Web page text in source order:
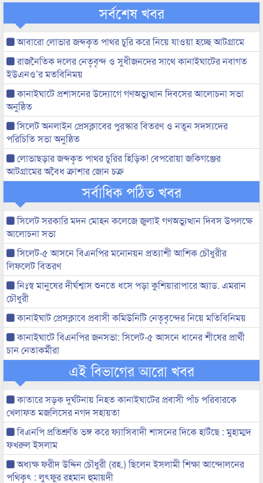
সর্বশেষ খবর
আবারো লোভার জব্দকৃত পাথর চুরি করে নিয়ে যাওয়া হচ্ছে আটগ্রামে
রাজনৈতিক দলের নেতৃবৃন্দ ও সুধীজনদের সাথে কানাইঘাটের নবাগত
ইউএনও’র মতবিনিময়
কানাইঘাটে প্রশাসনের উদ্যোগে গণঅভ্যুত্থান দিবসের আলোচনা সভা
অনুষ্ঠিত
সিলেট অনলাইন প্রেসক্লাবের পুরস্কার বিতরণ ও নতুন সদস্যদের
পরিচিতি সভা অনুষ্ঠিত
লোভাছড়ার জব্দকৃত পাথর চুরির হিড়িক! বেপরোয়া জকিগঞ্জের
আটগ্রামের অবৈধ ক্রাশার জোন চক্র
সর্বাধিক পঠিত খবর
সিলেট সরকারি মদন মোহন কলেজে জুলাই গণঅভ্যুত্থান দিবস উপলক্ষে
আলোচনা সভা
সিলেট-৫ আসনে বিএনপির মনোনয়ন প্রত্যাশী আশিক চৌধুরীর
লিফলেট বিতরণ
নিঃস্ব মানুষের দীর্ঘশ্বাস শুনতে ধসে পড়া কুশিয়ারাপারে অ্যাড. এমরান
চৌধুরী
কানাইঘাট প্রেসক্লাবে প্রবাসী কমিউনিটি নেতৃবৃন্দের নিয়ে মতিবিনিময়
কানাইঘাটে বিএনপির জনসভা: সিলেট-৫ আসনে ধানের শীষের প্রার্থী
চান নেতাকর্মীরা
এই বিভাগের আরো খবর
কাতারে সড়ক দুর্ঘটনায় নিহত কানাইঘাটের প্রবাসী পাঁচ পরিবারকে
খেলাফত মজলিসের নগদ সহায়তা
বিএনপি প্রতিশ্রুতি ভঙ্গ করে ফ্যাসিবাদী শাসনের দিকে হাটঁছে : মুহাম্মদ
ফখরুল ইসলাম
অধ্যক্ষ ফরীদ উদ্দিন চৌধুরী (রহ.) ছিলেন ইসলামী শিক্ষা আন্দোলনের
পথিকৃৎ : লুৎফুর রহমান হুমায়দী